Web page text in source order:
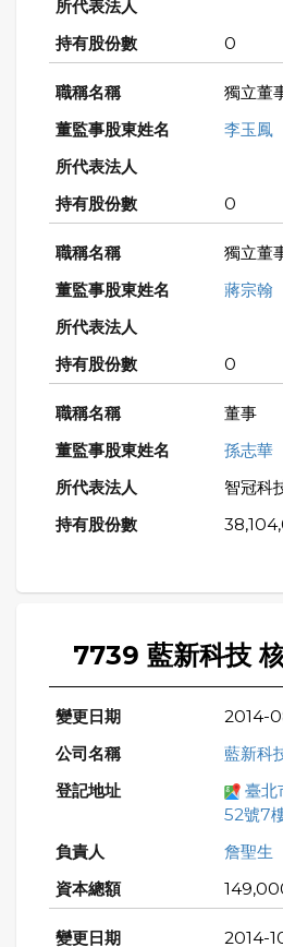
0
獨立董
李玉鳳
0
獨立董
蔣宗翰
0
董事
孫志華
智冠科
7739 藍新科技
2014-
藍新科
臺北
52號7
詹聖生
2014-